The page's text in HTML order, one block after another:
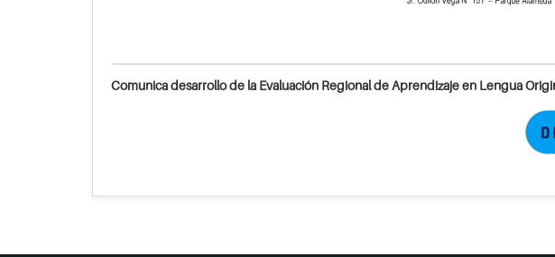
Comunica desarrollo de la Evaluación Regional de Aprendizaje en Lengua